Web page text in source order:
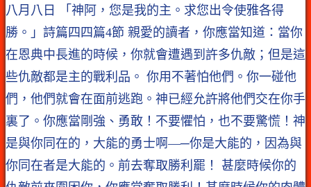
八月八日 「神阿，您是我的主。求您出令使雅各得
勝。」詩篇四四篇4節 親愛的讀者，你應當知道：當你
在恩典中長進的時候，你就會遭遇到許多仇敵；但是這
些仇敵都是主的戰利品。 你用不著怕他們。你一碰他
們，他們就會在面前逃跑。神已經允許將他們交在你手
裏了。你應當剛強、勇敢！不要懼怕，也不要驚慌！神
是與你同在的，大能的勇士啊—─你是大能的，因為與
你同在者是大能的。前去奪取勝利罷！ 甚麼時候你的